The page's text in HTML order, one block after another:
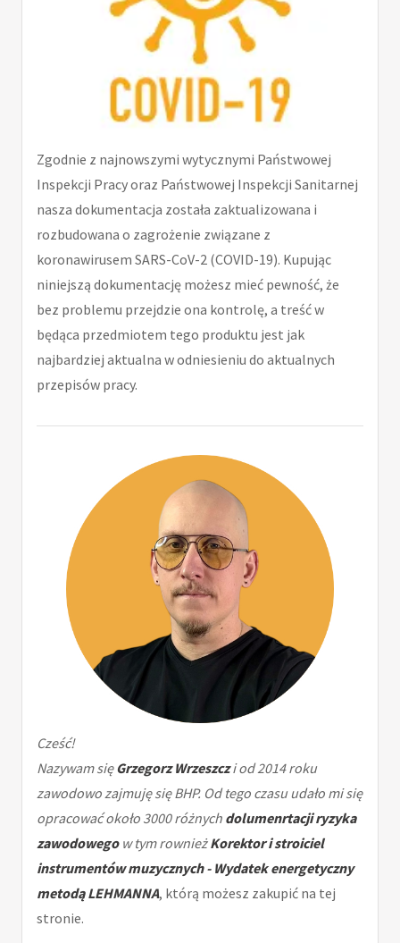
Zgodnie z najnowszymi wytycznymi Państwowej
Inspekcji Pracy oraz Państwowej Inspekcji Sanitarnej
nasza dokumentacja została zaktualizowana i
rozbudowana o zagrożenie związane z
koronawirusem SARS-CoV-2 (COVID-19). Kupując
niniejszą dokumentację możesz mieć pewność, że
bez problemu przejdzie ona kontrolę, a treść w
będąca przedmiotem tego produktu jest jak
najbardziej aktualna w odniesieniu do aktualnych
przepisów pracy.
Cześć!
Nazywam sięGrzegorz Wrzeszczi od 2014 roku
zawodowo zajmuję się BHP. Od tego czasu udało mi się
opracować około 3000 różnych dolumenrtacji ryzyka
zawodowegow tym rownieżKorektor i stroiciel
instrumentów muzycznych - Wydatek energetyczny
metodą LEHMANNA, którą możesz zakupić na tej
stronie.